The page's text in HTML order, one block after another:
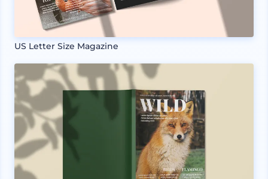
US Letter Size Magazine